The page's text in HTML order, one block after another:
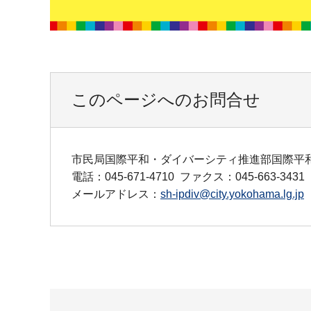
このページへのお問合せ
市民局国際平和・ダイバーシティ推進部国際平
電話：045-671-4710 ファクス：045-663-3431
メールアドレス： sh-ipdiv@city.yokohama.lg.jp